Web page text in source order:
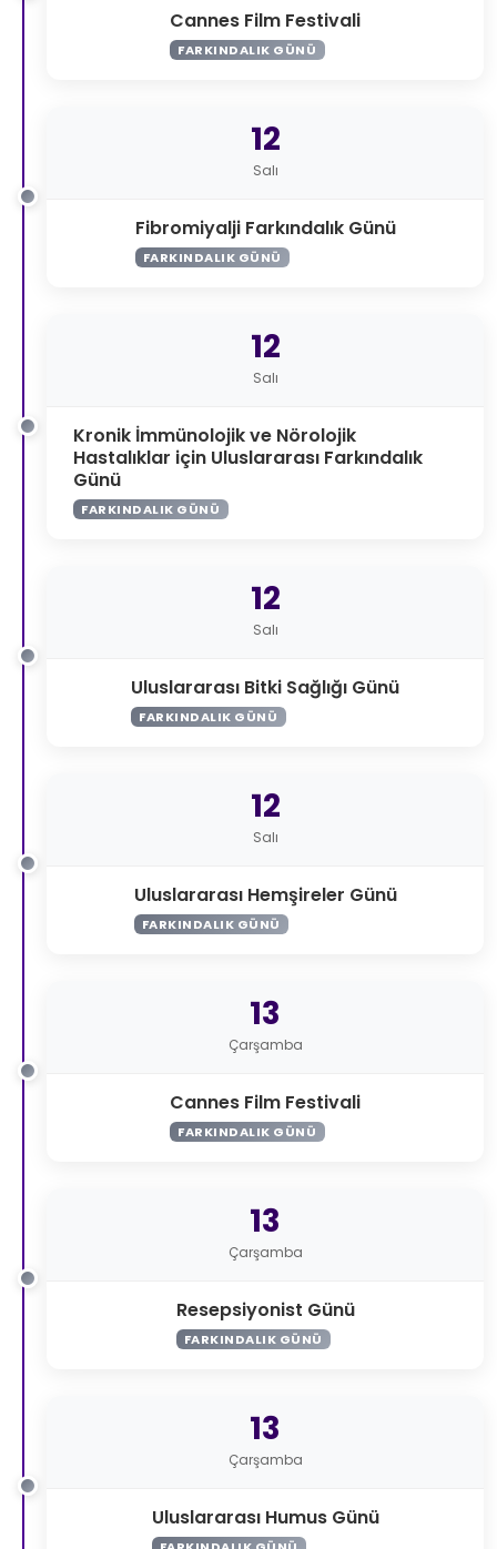
Cannes Film Festivali
FARKINDALIK GÜNÜ
12
Salı
Fibromiyalji Farkındalık Günü
FARKINDALIK GÜNÜ
12
Salı
Kronik İmmünolojik ve Nörolojik
Hastalıklar için Uluslararası Farkındalık
Günü
FARKINDALIK GÜNÜ
12
Salı
Uluslararası Bitki Sağlığı Günü
FARKINDALIK GÜNÜ
12
Salı
Uluslararası Hemşireler Günü
FARKINDALIK GÜNÜ
13
Çarşamba
Cannes Film Festivali
FARKINDALIK GÜNÜ
13
Çarşamba
Resepsiyonist Günü
FARKINDALIK GÜNÜ
13
Çarşamba
Uluslararası Humus Günü